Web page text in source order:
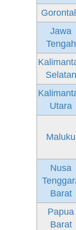
Jawa
Tengah
Selatan
Utara
Maluku
Nusa
Barat
Papua
Barat